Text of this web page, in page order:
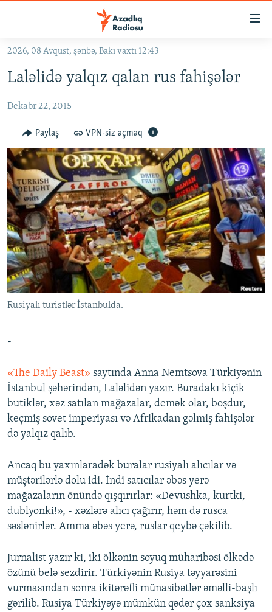
Əsas
qayıt
naviqasiyaya
Axtarışa
keç
KORRUPSIOMETR
#ƏSLINDƏ
FƏRQƏ BAX
QANUNI DOĞRU
ARAŞDIRMA
MULTIMEDIA
VIDEO
FOTOQALEREYA
İNFOQRAFIKA
KARIKATURA
RADIO ARXIV
OXU ZALI
AZƏRBAYCAN ƏDƏBIYYATI KITABXANASI
İSLAM VƏ DEMOKRATIYA
HAQQIMIZDA
MISSIYAMIZ
PEŞƏ ETIKASI VƏ JURNALISTIKA STANDARTLARIMIZ
BIZIMLƏ ƏLAQƏ
XƏBƏR BÜLLETENLƏRIMIZ
BIZI IZLƏ
2026, 08 Avqust, şənbə, Bakı vaxtı 12:43
Laləlidə yalqız qalan rus fahişələr
Dekabr 22, 2015
Paylaş VPN-siz açmaq
Rusiyalı turistlər İstanbulda.
-
«The Daily Beast» saytında Anna Nemtsova Türkiyənin
İstanbul şəhərindən, Laləlidən yazır. Buradakı kiçik
butiklər, xəz satılan mağazalar, demək olar, boşdur,
keçmiş sovet imperiyası və Afrikadan gəlmiş fahişələr
də yalqız qalıb.
Ancaq bu yaxınlaradək buralar rusiyalı alıcılar və
müştərilərlə dolu idi. İndi satıcılar əbəs yerə
mağazaların önündə qışqırırlar: «Devushka, kurtki,
dublyonki!», - xəzlərə alıcı çağırır, həm də rusca
səslənirlər. Amma əbəs yerə, ruslar qeybə çəkilib.
Jurnalist yazır ki, iki ölkənin soyuq müharibəsi ölkədə
özünü belə sezdirir. Türkiyənin Rusiya təyyarəsini
vurmasından sonra ikitərəfli münasibətlər əməlli-başlı
gərilib. Rusiya Türkiyəyə mümkün qədər çox sanksiya